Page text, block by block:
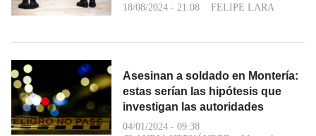
18/08/2024 - 21:08 FELIPE LARA
Asesinan a soldado en Montería:
estas serían las hipótesis que
investigan las autoridades
04/01/2024 - 09:38